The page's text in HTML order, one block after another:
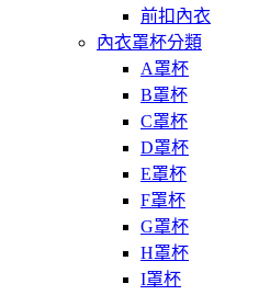
前扣內衣
內衣罩杯分類
A罩杯
B罩杯
C罩杯
D罩杯
E罩杯
F罩杯
G罩杯
H罩杯
I罩杯